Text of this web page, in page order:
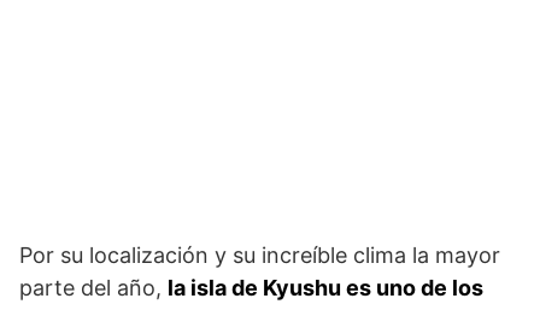
Por su localización y su increíble clima la mayor
parte del año, la isla de Kyushu es uno de los